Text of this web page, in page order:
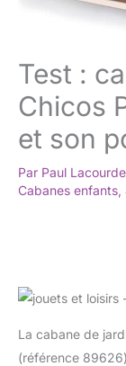
Test :
Chicos
et son
Par Paul
Cabanes enfants,
La cabane de
(référence